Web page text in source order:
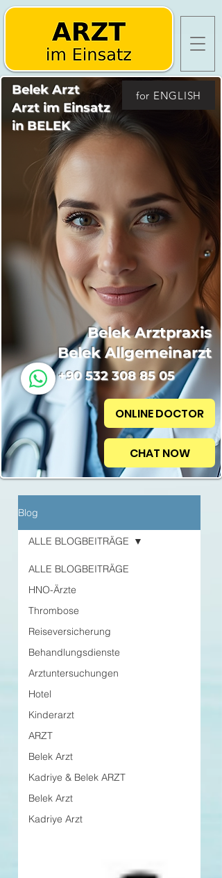
Belek Arzt
Arzt im Einsatz
in BELEK
Belek Arztpraxis
Belek Allgemeinarzt
+90 532 308 85 05
for ENGLISH
ONLINE DOCTOR
CHAT NOW
Blog
ALLE BLOGBEITRÄGE
HNO-Ärzte
Thrombose
Reiseversicherung
Behandlungsdienste
Arztuntersuchungen
Hotel
Kinderarzt
ARZT
Belek Arzt
Kadriye & Belek ARZT
Belek Arzt
Kadriye Arzt
ALLE BLOGBEITRÄGE